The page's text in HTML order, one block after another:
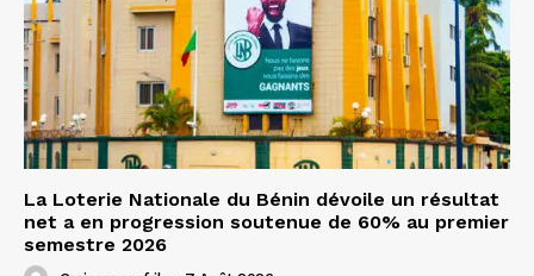
La Loterie Nationale du Bénin dévoile un résultat
net a en progression soutenue de 60% au premier
semestre 2026